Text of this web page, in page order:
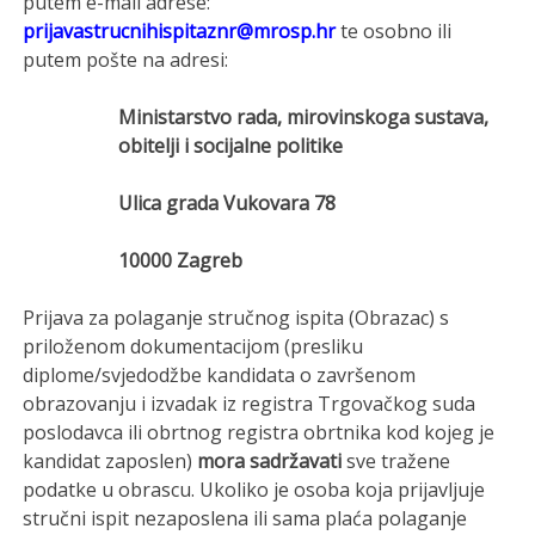
prijavastrucnihispitaznr@mrosp.hrte osobno ili
putem pošte na adresi:
Ministarstvo rada, mirovinskoga sustava,
obitelji i socijalne politike
Ulica grada Vukovara 78
10000 Zagreb
Prijava za polaganje stručnog ispita (Obrazac) s
priloženom dokumentacijom (presliku
diplome/svjedodžbe kandidata o završenom
obrazovanju i izvadak iz registra Trgovačkog suda
poslodavca ili obrtnog registra obrtnika kod kojeg je
kandidat zaposlen) mora sadržavatisve tražene
podatke u obrascu. Ukoliko je osoba koja prijavljuje
stručni ispit nezaposlena ili sama plaća polaganje